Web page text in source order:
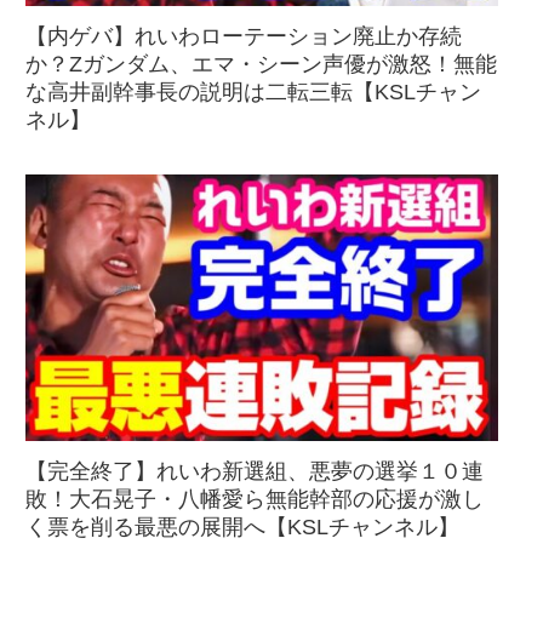
【内ゲバ】れいわローテーション廃止か存続
か？Zガンダム、エマ・シーン声優が激怒！無能
な高井副幹事長の説明は二転三転【KSLチャン
ネル】
【完全終了】れいわ新選組、悪夢の選挙１０連
敗！大石晃子・八幡愛ら無能幹部の応援が激し
く票を削る最悪の展開へ【KSLチャンネル】